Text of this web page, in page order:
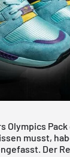
Olympics
musst,
Der